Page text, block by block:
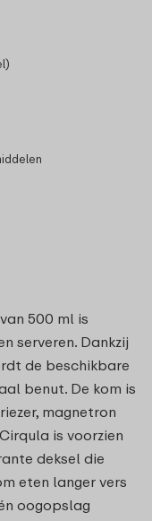
500 ml is
serveren. Dankzij
de beschikbare
benut. De kom is
magnetron
is voorzien
deksel die
eten langer vers
oogopslag